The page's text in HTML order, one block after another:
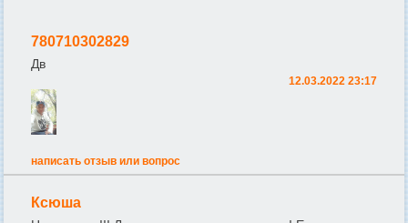
780710302829
Дв
12.03.2022 23:17
написать отзыв или вопрос
Ксюша